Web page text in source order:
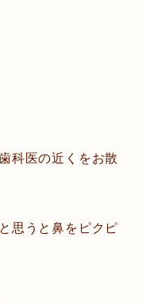
科医の近くをお散
思うと鼻をピクピ